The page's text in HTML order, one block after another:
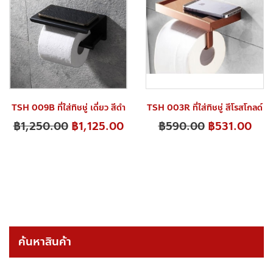
TSH 009B ที่ใส่ทิชชู่ เดี่ยว สีดำ
฿1,250.00 ฿1,125.00
TSH 003R ที่ใส่ทิชชู่ สีโรสโกลด์
฿590.00 ฿531.00
ค้นหาสินค้า